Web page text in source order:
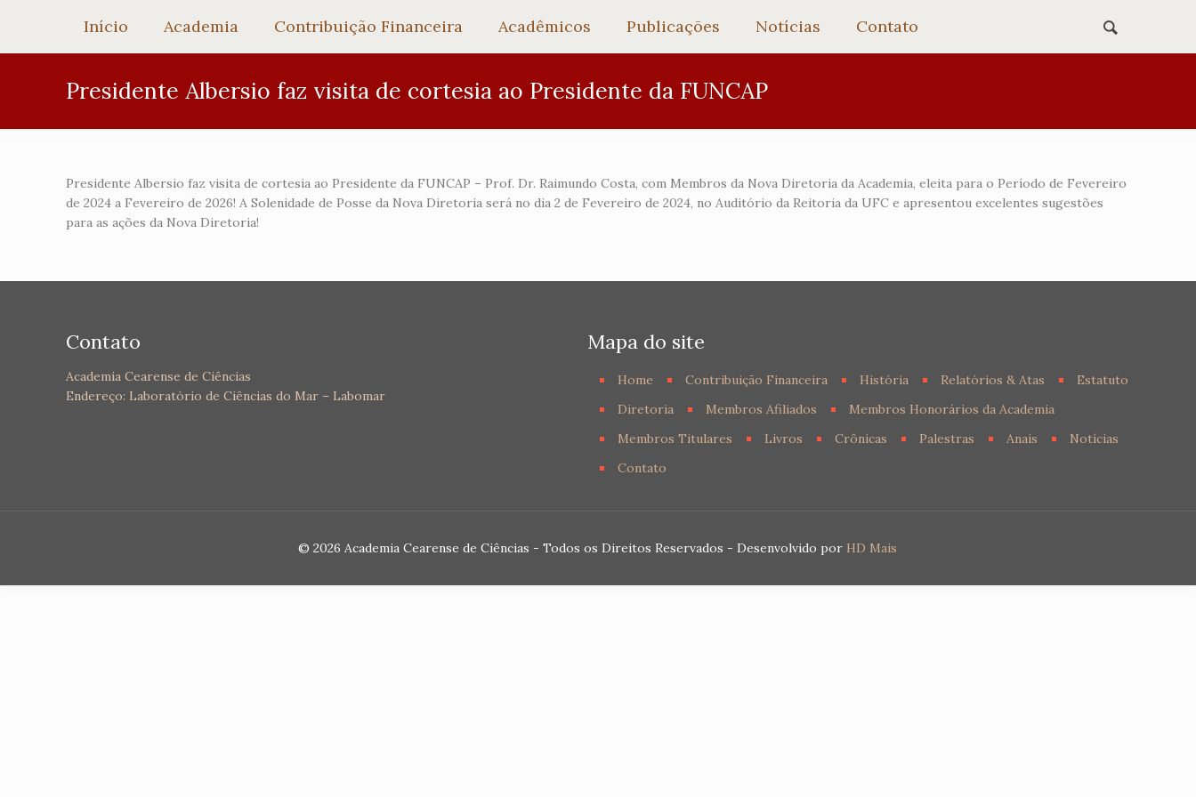
Início Academia Contribuição Financeira Acadêmicos Publicações Notícias Contato
Presidente Albersio faz visita de cortesia ao Presidente da FUNCAP
Presidente Albersio faz visita de cortesia ao Presidente da FUNCAP – Prof. Dr. Raimundo Costa, com Membros da Nova Diretoria da Academia, eleita para o Período de Fevereiro
de 2024 a Fevereiro de 2026! A Solenidade de Posse da Nova Diretoria será no dia 2 de Fevereiro de 2024, no Auditório da Reitoria da UFC e apresentou excelentes sugestões
para as ações da Nova Diretoria!
Contato
Academia Cearense de Ciências
Endereço: Laboratório de Ciências do Mar – Labomar
Mapa do site
Home Contribuição Financeira História Relatórios & Atas
Estatuto
Diretoria
Membros Afiliados
Membros Honorários da Academia
Membros Titulares
Livros Crônicas Palestras Anais
Notícias
Contato
© 2026 Academia Cearense de Ciências - Todos os Direitos Reservados - Desenvolvido por HD Mais